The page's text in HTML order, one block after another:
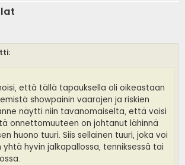
että tällä tapauksella oli oikeastaan
showpainin vaarojen ja riskien
näytti niin tavanomaiselta, että voisi
onnettomuuteen on johtanut lähinnä
huono tuuri. Siis sellainen tuuri, joka voi
yhtä hyvin jalkapallossa, tenniksessä tai